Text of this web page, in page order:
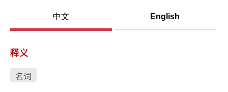
中文 English
释义
名词